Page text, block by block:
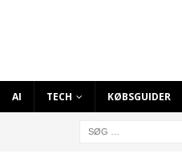
AI TECH KØBSGUIDER